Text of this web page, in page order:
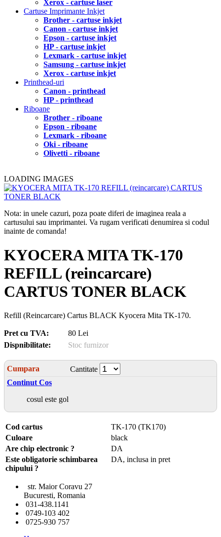
Xerox - cartuse laser
Cartuse Imprimante Inkjet
Brother - cartuse inkjet
Canon - cartuse inkjet
Epson - cartuse inkjet
HP - cartuse inkjet
Lexmark - cartuse inkjet
Samsung - cartuse inkjet
Xerox - cartuse inkjet
Printhead-uri
Canon - printhead
HP - printhead
Riboane
Brother - riboane
Epson - riboane
Lexmark - riboane
Oki - riboane
Olivetti - riboane
LOADING IMAGES
Nota: in unele cazuri, poza poate diferi de imaginea reala a
cartusului sau imprimantei. Va rugam verificati denumirea si codul
inainte de comanda!
KYOCERA MITA TK-170
REFILL (reincarcare)
CARTUS TONER BLACK
Refill (Reincarcare) Cartus BLACK Kyocera Mita TK-170.
Pret cu TVA:
80 Lei
Dispnibilitate:
Stoc furnizor
Cumpara
Cantitate
Continut Cos
cosul este gol
Cod cartus
TK-170 (TK170)
Culoare
black
Are chip electronic ?
DA
Este obligatorie schimbarea
chipului ?
DA, inclusa in pret
str. Maior Coravu 27
Bucuresti, Romania
031-438.1141
0749-103 402
0725-930 757